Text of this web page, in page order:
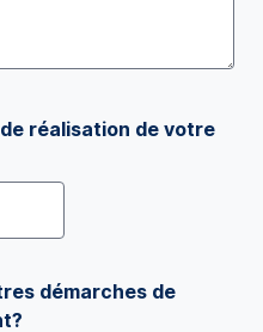
réalisation de votre
démarches de